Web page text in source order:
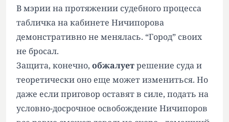
В мэрии на протяжении судебного процесса
табличка на кабинете Ничипорова
демонстративно не менялась. “Город” своих
не бросал.
Защита, конечно, обжалуетрешение суда и
теоретически оно еще может измениться. Но
даже если приговор оставят в силе, подать на
условно-досрочное освобождение Ничипоров